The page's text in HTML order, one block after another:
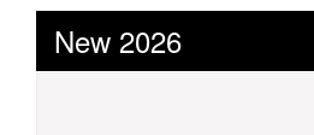
New 2026